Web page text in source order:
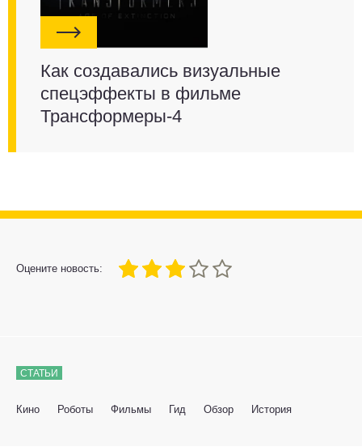
Как создавались визуальные
спецэффекты в фильме
Трансформеры-4
Оцените новость:
60
1 3 4 5
СТАТЬИ
Кино Роботы Фильмы Гид Обзор История